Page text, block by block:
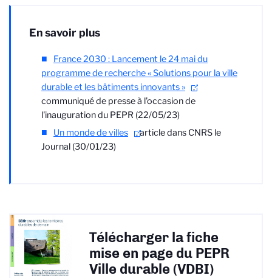
En savoir plus
France 2030 : Lancement le 24 mai du
programme de recherche « Solutions pour la ville
durable et les bâtiments innovants »
,
communiqué de presse à l'occasion de
l'inauguration du PEPR (22/05/23)
Un monde de villes
, article dans CNRS le
Journal (30/01/23)
Télécharger la fiche
mise en page du PEPR
Ville durable (VDBI)